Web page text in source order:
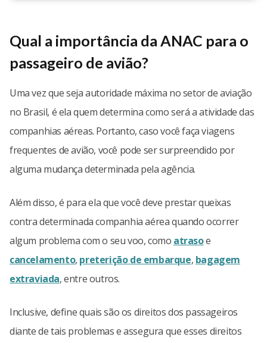
Qual a importância da ANAC para o
passageiro de avião?
Uma vez que seja autoridade máxima no setor de aviação
no Brasil, é ela quem determina como será a atividade das
companhias aéreas. Portanto, caso você faça viagens
frequentes de avião, você pode ser surpreendido por
alguma mudança determinada pela agência.
Além disso, é para ela que você deve prestar queixas
contra determinada companhia aérea quando ocorrer
algum problema com o seu voo, como atrasoe
cancelamento, preterição de embarque, bagagem
extraviada, entre outros.
Inclusive, define quais são os direitos dos passageiros
diante de tais problemas e assegura que esses direitos